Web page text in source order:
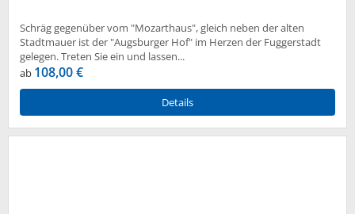
Schräg gegenüber vom "Mozarthaus", gleich neben der alten
Stadtmauer ist der "Augsburger Hof" im Herzen der Fuggerstadt
gelegen. Treten Sie ein und lassen...
ab 108,00 €
Details